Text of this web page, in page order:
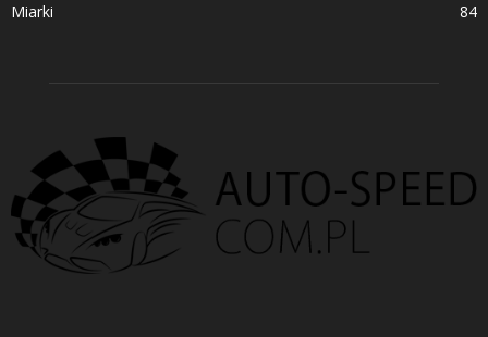
Miarki
84